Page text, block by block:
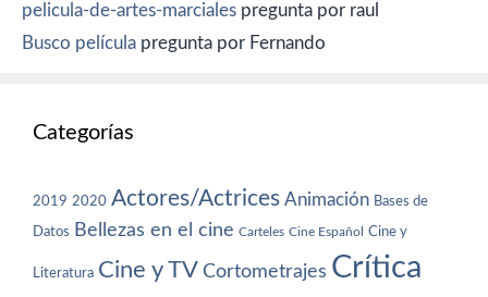
pelicula-de-artes-marciales pregunta por raul
Busco película pregunta por Fernando
Categorías
2019 2020 Actores/Actrices Animación Bases de
Datos Bellezas en el cine Carteles Cine Español Cine y
Literatura Cine y TV Cortometrajes Crítica